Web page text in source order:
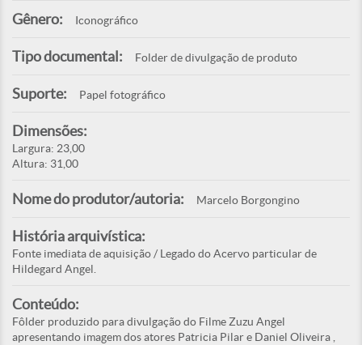
Gênero: Iconográfico
Tipo documental: Folder de divulgação de produto
Suporte: Papel fotográfico
Dimensões:
Largura: 23,00
Altura: 31,00
Nome do produtor/autoria: Marcelo Borgongino
História arquivística:
Fonte imediata de aquisição / Legado do Acervo particular de
Hildegard Angel.
Conteúdo:
Fôlder produzido para divulgação do Filme Zuzu Angel
apresentando imagem dos atores Patricia Pilar e Daniel Oliveira ,